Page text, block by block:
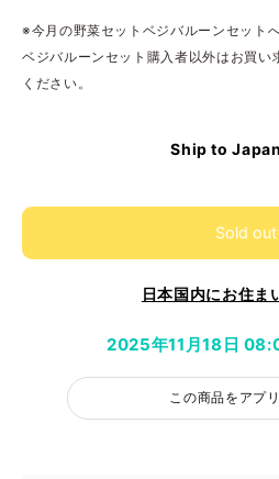
※今月の野菜セットベジバルーンセット
ベジバルーンセット購入者以外はお買い
ください。
Ship to
Sold out
日本国内にお住ま
2025年11月18日
この商品をアプ